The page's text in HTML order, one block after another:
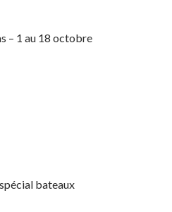
– 1 au 18 octobre
bateaux